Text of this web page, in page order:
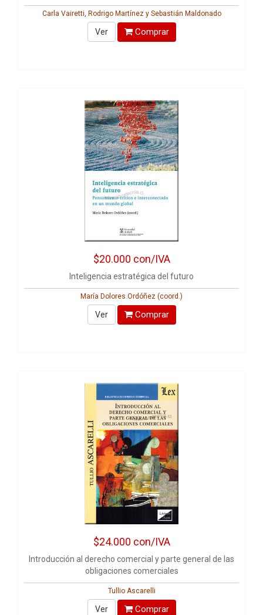
Carla Vairetti, Rodrigo Martínez y Sebastián Maldonado
Ver Comprar
$20.000 con/IVA
Inteligencia estratégica del futuro
María Dolores Ordóñez (coord.)
Ver Comprar
$24.000 con/IVA
Introducción al derecho comercial y parte general de las
obligaciones comerciales
Tullio Ascarelli
Ver Comprar